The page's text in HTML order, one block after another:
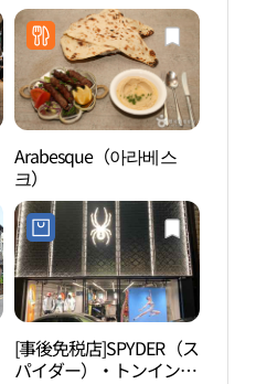
Arabesque（아라베스
크）
[事後免税店]SPYDER（ス
パイダー）・トンインチ